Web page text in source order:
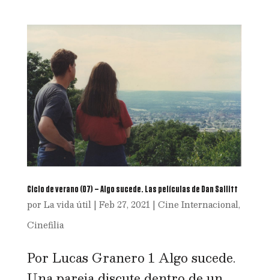
Ciclo de verano (07) – Algo sucede. Las películas de Dan Sallitt
por La vida útil| Feb 27, 2021| Cine Internacional,
Cinefilia
Por Lucas Granero 1 Algo sucede.